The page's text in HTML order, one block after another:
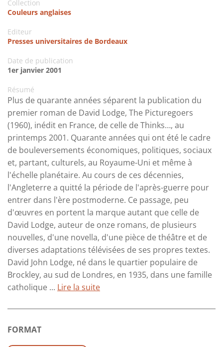
Collection
Couleurs anglaises
Editeur
Presses universitaires de Bordeaux
Date de publication
1er janvier 2001
Résumé
Plus de quarante années séparent la publication du
premier roman de David Lodge, The Picturegoers
(1960), inédit en France, de celle de Thinks…, au
printemps 2001. Quarante années qui ont été le cadre
de bouleversements économiques, politiques, sociaux
et, partant, culturels, au Royaume-Uni et même à
l'échelle planétaire. Au cours de ces décennies,
l'Angleterre a quitté la période de l'après-guerre pour
entrer dans l'ère postmoderne. Ce passage, peu
d'œuvres en portent la marque autant que celle de
David Lodge, auteur de onze romans, de plusieurs
nouvelles, d'une novella, d'une pièce de théâtre et de
diverses adaptations télévisées de ses propres textes.
David John Lodge, né dans le quartier populaire de
Brockley, au sud de Londres, en 1935, dans une famille
catholique ... Lire la suite
FORMAT